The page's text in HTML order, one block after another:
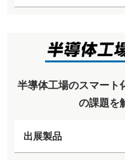
半導体工場のスマート
の課題を
出展製品